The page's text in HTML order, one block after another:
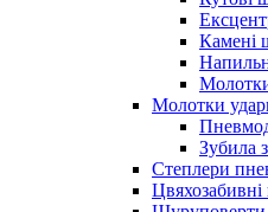
Камені
Молотки
Молотки
Зубила
Степлери
Цвяхозабивні